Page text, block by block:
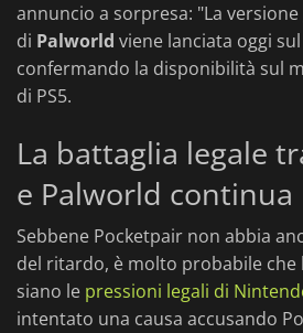
annuncio a sorpresa: "La
di Palworld viene lanciata oggi
confermando la disponibilità sul
di PS5.
La battaglia legale
e Palworld continua
Sebbene Pocketpair non abbia
del ritardo, è molto probabile che
siano le pressioni legali di
intentato una causa accusando